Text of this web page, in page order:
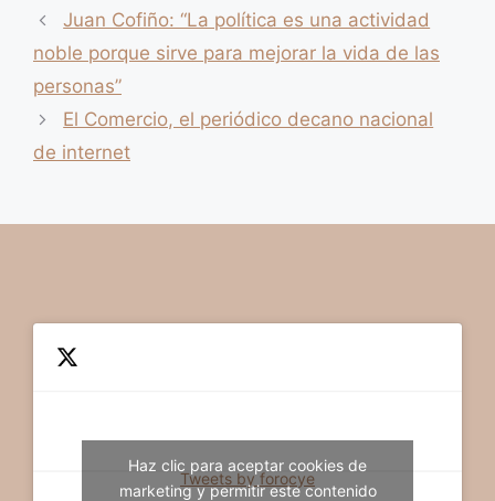
Juan Cofiño: “La política es una actividad
noble porque sirve para mejorar la vida de las
personas”
El Comercio, el periódico decano nacional
de internet
Tweets by forocye
Haz clic para aceptar cookies de
marketing y permitir este contenido